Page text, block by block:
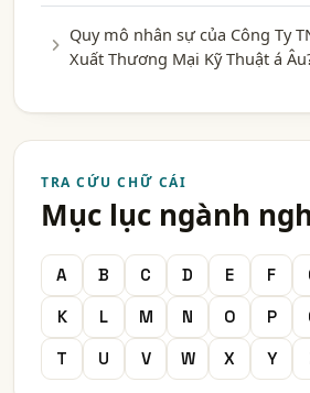
Quy mô nhân sự của Công Ty
Xuất Thương Mại Kỹ Thuật á
TRA CỨU CHỮ CÁI
Mục lục ngành
A B C D E F
K
L M N O P
T
U V W X Y